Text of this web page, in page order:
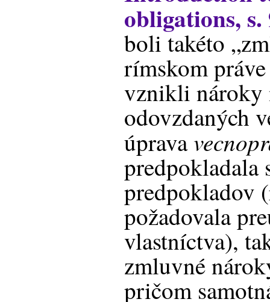
obligations, s.
boli takéto
rímskom
vznikli nároky
odovzdaných
úprava
predpokladala
predpokladov
požadovala
vlastníctva),
zmluvné
pričom